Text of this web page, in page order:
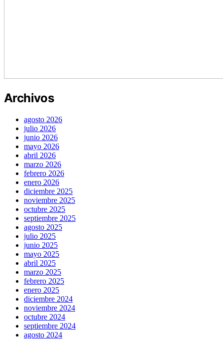
Archivos
agosto 2026
julio 2026
junio 2026
mayo 2026
abril 2026
marzo 2026
febrero 2026
enero 2026
diciembre 2025
noviembre 2025
octubre 2025
septiembre 2025
agosto 2025
julio 2025
junio 2025
mayo 2025
abril 2025
marzo 2025
febrero 2025
enero 2025
diciembre 2024
noviembre 2024
octubre 2024
septiembre 2024
agosto 2024